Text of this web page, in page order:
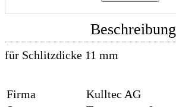
Beschreibung
für Schlitzdicke 11 mm
Firma
Kulltec AG